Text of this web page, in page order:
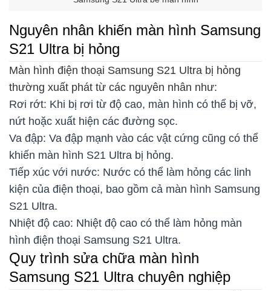
Nguyên nhân khiến màn hình Samsung
S21 Ultra bị hỏng
Màn hình điện thoại Samsung S21 Ultra bị hỏng
thường xuất phát từ các nguyên nhân như:
Rơi rớt: Khi bị rơi từ độ cao, màn hình có thể bị vỡ,
nứt hoặc xuất hiện các đường sọc.
Va đập: Va đập mạnh vào các vật cứng cũng có thể
khiến màn hình S21 Ultra bị hỏng.
Tiếp xúc với nước: Nước có thể làm hỏng các linh
kiện của điện thoại, bao gồm cả màn hình Samsung
S21 Ultra.
Nhiệt độ cao: Nhiệt độ cao có thể làm hỏng màn
hình điện thoại Samsung S21 Ultra.
Quy trình sửa chữa màn hình
Samsung S21 Ultra chuyên nghiệp